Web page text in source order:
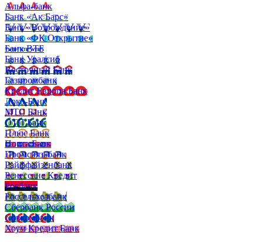
Альфа-банк
Банк «Ак Барс»
Банк «Возрождение»
Банк «ФК Открытие»
Банк ВТБ
Банк Уралсиб
Восточный Банк
Газпромбанк
Кредит Европа Банк
Локо-Банк
МТС Банк
ОТП Банк
Плюс Банк
Почта Банк
Промсвязьбанк
Райффайзенбанк
Ренессанс Кредит
Росбанк
Россельхозбанк
Сбербанк России
Совкомбанк
Хоум Кредит Банк